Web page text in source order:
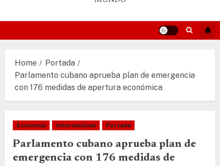
Home
Portada
Parlamento cubano aprueba plan de emergencia
con 176 medidas de apertura económica
Economía Internacional Portada
Parlamento cubano aprueba plan de
emergencia con 176 medidas de